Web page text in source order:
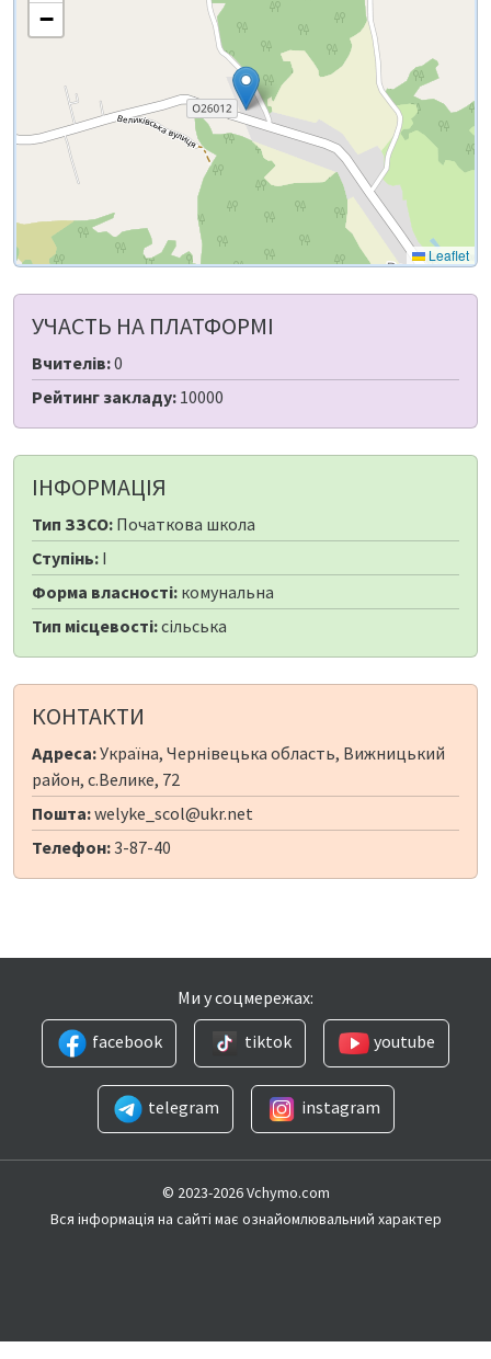
−
Leaflet
УЧАСТЬ НА ПЛАТФОРМІ
Вчителів:0
Рейтинг закладу: 10000
ІНФОРМАЦІЯ
Тип ЗЗСО: Початкова школа
Ступінь: I
Форма власності: комунальна
Тип місцевості:сільська
КОНТАКТИ
Адреса:Україна, Чернівецька область, Вижницький
район, с.Велике, 72
Пошта:welyke_scol@ukr.net
Телефон:3-87-40
Ми у соцмережах:
facebook
tiktok youtube
telegram instagram
© 2023-2026 Vchymo.com
Вся інформація на сайті має ознайомлювальний характер